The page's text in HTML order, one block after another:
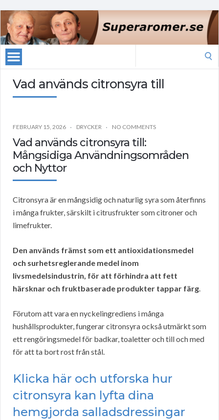
Vad används citronsyra till
FEBRUARY 15, 2026 DRYCKER NO COMMENTS
Vad används citronsyra till:
Mångsidiga Användningsområden
och Nyttor
Citronsyra är en mångsidig och naturlig syra som återfinns
i många frukter, särskilt i citrusfrukter som citroner och
limefrukter.
Den används främst som ett antioxidationsmedel
och surhetsreglerande medel inom
livsmedelsindustrin, för att förhindra att fett
härsknar och fruktbaserade produkter tappar färg.
Förutom att vara en nyckelingrediens i många
hushållsprodukter, fungerar citronsyra också utmärkt som
ett rengöringsmedel för badkar, toaletter och till och med
för att ta bort rost från stål.
Klicka här och utforska hur
citronsyra kan lyfta dina
hemgjorda salladsdressingar